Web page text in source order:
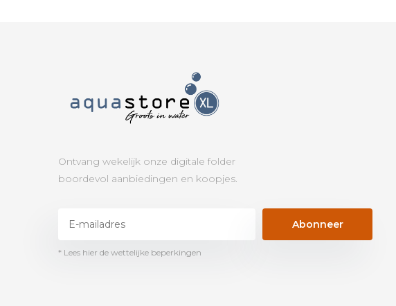
Ontvang wekelijk onze digitale folder
boordevol aanbiedingen en koopjes.
Abonneer
* Lees hier de wettelijke beperkingen